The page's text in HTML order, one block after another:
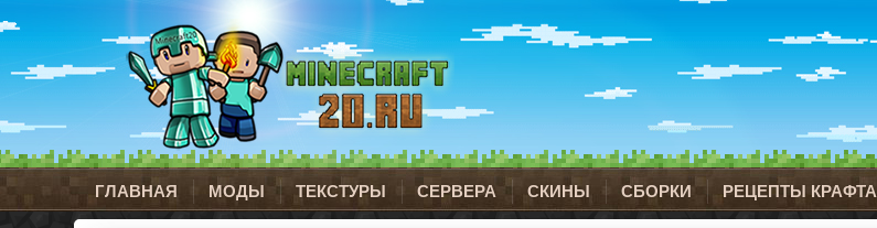
ГЛАВНАЯ МОДЫ ТЕКСТУРЫ СЕРВЕРА СКИНЫ СБОРКИ РЕЦЕПТЫ КРАФТА